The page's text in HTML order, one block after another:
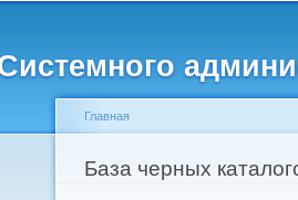
Вы здесь
Главная
База черных